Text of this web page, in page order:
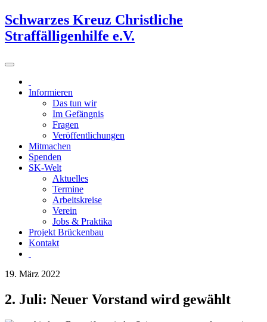
Schwarzes Kreuz Christliche
Straffälligenhilfe e.V.
Informieren
Das tun wir
Im Gefängnis
Fragen
Veröffentlichungen
Mitmachen
Spenden
SK-Welt
Aktuelles
Termine
Arbeitskreise
Verein
Jobs & Praktika
Projekt Brückenbau
Kontakt
19. März 2022
2. Juli: Neuer Vorstand wird gewählt